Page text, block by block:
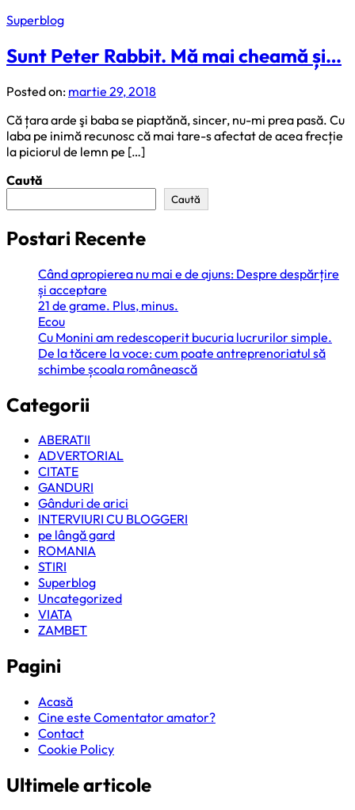
Superblog
Sunt Peter Rabbit. Mă mai cheamă și…
Posted on: martie 29, 2018
Că țara arde şi baba se piaptănă, sincer, nu-mi prea pasă. Cu
laba pe inimă recunosc că mai tare-s afectat de acea frecție
la piciorul de lemn pe […]
Caută
Caută
Postari Recente
Când apropierea nu mai e de ajuns: Despre despărțire
și acceptare
21 de grame. Plus, minus.
Ecou
Cu Monini am redescoperit bucuria lucrurilor simple.
De la tăcere la voce: cum poate antreprenoriatul să
schimbe școala românească
Categorii
ABERATII
ADVERTORIAL
CITATE
GANDURI
Gânduri de arici
INTERVIURI CU BLOGGERI
pe lângă gard
ROMANIA
STIRI
Superblog
Uncategorized
VIATA
ZAMBET
Pagini
Acasă
Cine este Comentator amator?
Contact
Cookie Policy
Ultimele articole